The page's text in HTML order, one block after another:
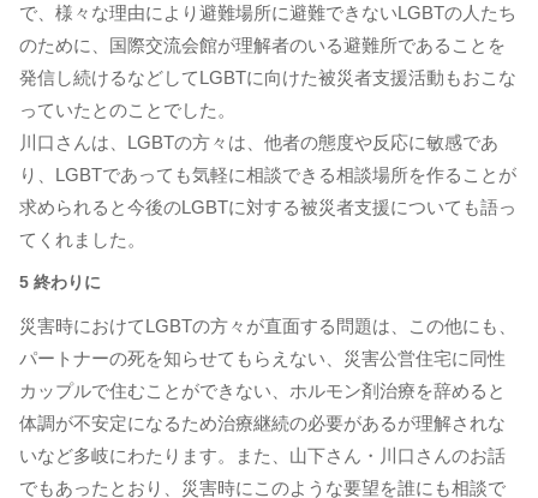
で、様々な理由により避難場所に避難できないLGBTの人たち
のために、国際交流会館が理解者のいる避難所であることを
発信し続けるなどしてLGBTに向けた被災者支援活動もおこな
っていたとのことでした。
川口さんは、LGBTの方々は、他者の態度や反応に敏感であ
り、LGBTであっても気軽に相談できる相談場所を作ることが
求められると今後のLGBTに対する被災者支援についても語っ
てくれました。
5 終わりに
災害時におけてLGBTの方々が直面する問題は、この他にも、
パートナーの死を知らせてもらえない、災害公営住宅に同性
カップルで住むことができない、ホルモン剤治療を辞めると
体調が不安定になるため治療継続の必要があるが理解されな
いなど多岐にわたります。また、山下さん・川口さんのお話
でもあったとおり、災害時にこのような要望を誰にも相談で